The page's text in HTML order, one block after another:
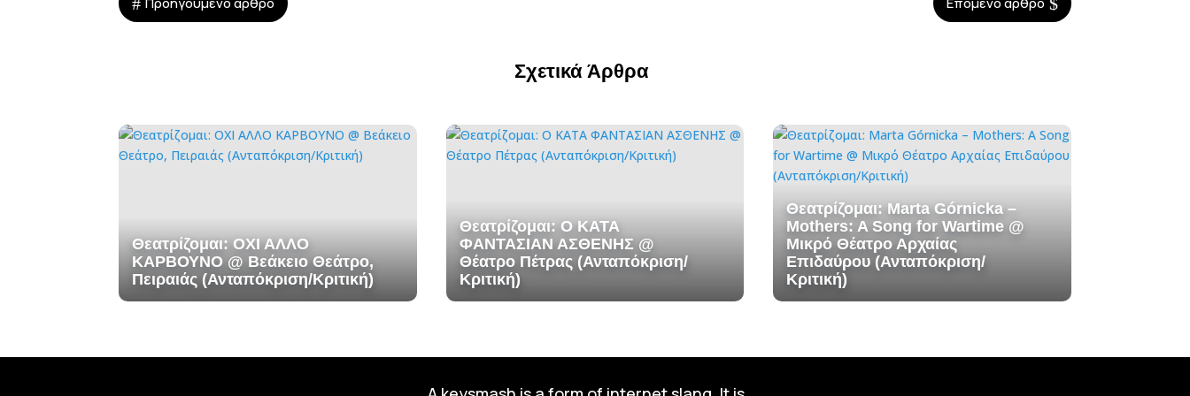
Σχετικά Άρθρα
Θεατρίζομαι: ΟΧΙ ΑΛΛΟ
ΚΑΡΒΟΥΝΟ @ Βεάκειο Θεάτρο,
Πειραιάς (Ανταπόκριση/Κριτική)
Θεατρίζομαι: Ο ΚΑΤΑ
ΦΑΝΤΑΣΙΑΝ ΑΣΘΕΝΗΣ @
Θέατρο Πέτρας (Ανταπόκριση/
Κριτική)
Θεατρίζομαι: Marta Górnicka –
Mothers: A Song for Wartime @
Μικρό Θέατρο Αρχαίας
Επιδαύρου (Ανταπόκριση/
Κριτική)